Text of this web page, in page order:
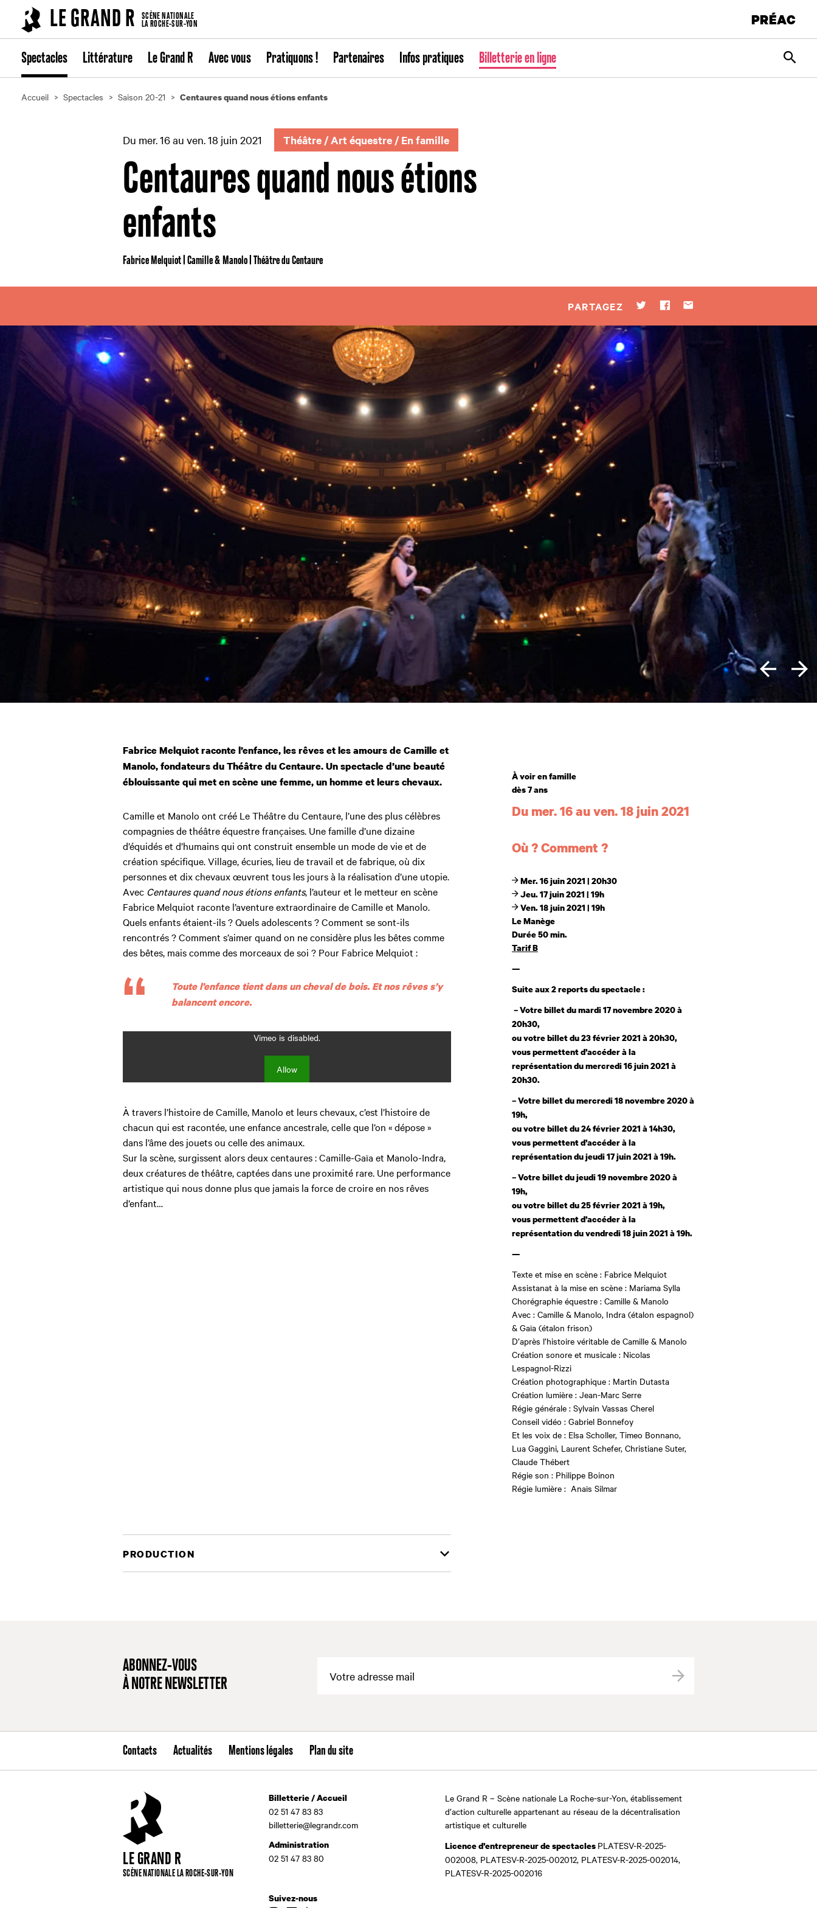
LE GRAND R
SCÈNE NATIONALE
LA ROCHE-SUR-YON
Spectacles Littérature Le Grand R Avec vous Pratiquons ! Partenaires Infos pratiques Billetterie en ligne
PRÉAC
Accueil Spectacles Saison 20-21 Centaures quand nous étions enfants
Du mer. 16 au ven. 18 juin 2021 Théâtre /Art équestre /En famille
Centaures quand nous étions
enfants
Fabrice Melquiot | Camille & Manolo | Théâtre du Centaure
PARTAGEZ Twitter Facebook
Fabrice Melquiot raconte l’enfance, les rêves et les amours de Camille et
Manolo, fondateurs du Théâtre du Centaure. Un spectacle d’une beauté
éblouissantequi met en scène une femme, un homme et leurs chevaux.
Camille et Manolo ont créé Le Théâtre du Centaure, l’une des plus célèbres
compagnies de théâtre équestre françaises. Une famille d’une dizaine
d’équidés et d’humains qui ont construit ensemble un mode de vie et de
création spécifique. Village, écuries, lieu de travail et de fabrique, où dix
personnes et dix chevaux œuvrent tous les jours à la réalisation d’une utopie.
Avec Centaures quand nous étions enfants, l’auteur et le metteur en scène
Fabrice Melquiot raconte l’aventure extraordinaire de Camille et Manolo.
Quels enfants étaient-ils ? Quels adolescents ? Comment se sont-ils
rencontrés ? Comment s’aimer quand on ne considère plus les bêtes comme
des bêtes, mais comme des morceaux de soi ? Pour Fabrice Melquiot :
Toute l’enfance tient dans un cheval de bois. Et nos rêves s’y
balancent encore.
Vimeo is disabled.
Allow
À travers l’histoire de Camille, Manolo et leurs chevaux, c’est l’histoire de
chacun qui est racontée, une enfance ancestrale, celle que l’on « dépose »
dans l’âme des jouets ou celle des animaux.
Sur la scène, surgissent alors deux centaures : Camille-Gaïa et Manolo-Indra,
deux créatures de théâtre, captées dans une proximité rare. Une performance
artistique qui nous donne plus que jamais la force de croire en nos rêves
d’enfant…
À voir en famille
dès 7 ans
Du mer. 16 au ven. 18 juin 2021
Où ? Comment ?
Mer. 16 juin 2021 | 20h30
Jeu. 17 juin 2021 | 19h
Ven. 18 juin 2021 | 19h
Le Manège
Durée 50 min.
Tarif B
—
Suite aux 2 reports du spectacle :
– Votre billet du mardi 17 novembre 2020 à
20h30,
ou votre billet du 23 février 2021 à 20h30,
vous permettent d’accéder à la
représentation du mercredi 16 juin 2021 à
20h30.
– Votre billet du mercredi 18 novembre 2020 à
19h,
ou votre billet du 24 février 2021 à 14h30,
vous permettent d’accéder à la
représentation du jeudi 17 juin 2021 à 19h.
– Votre billet du jeudi 19 novembre 2020 à
19h,
ou votre billet du 25 février 2021 à 19h,
vous permettent d’accéder à la
représentation du vendredi 18 juin 2021 à 19h.
—
Texte et mise en scène : Fabrice Melquiot
Assistanat à la mise en scène : Mariama Sylla
Chorégraphie équestre : Camille & Manolo
Avec : Camille & Manolo, Indra (étalon espagnol)
& Gaïa (étalon frison)
D’après l’histoire véritable de Camille & Manolo
Création sonore et musicale : Nicolas
Lespagnol-Rizzi
Création photographique : Martin Dutasta
Création lumière : Jean-Marc Serre
Régie générale : Sylvain Vassas Cherel
Conseil vidéo : Gabriel Bonnefoy
Et les voix de : Elsa Scholler, Timeo Bonnano,
Lua Gaggini, Laurent Schefer, Christiane Suter,
Claude Thébert
Régie son : Philippe Boinon
Régie lumière : Anaïs Silmar
PRODUCTION
ABONNEZ-VOUS
À NOTRE NEWSLETTER
Valider
Contacts Actualités Mentions légales Plan du site
LE GRAND R
SCÈNE NATIONALE LA ROCHE-SUR-YON
Billetterie / Accueil
02 51 47 83 83
billetterie@legrandr.com
Administration
02 51 47 83 80
Suivez-nous
Le Grand R – Scène nationale La Roche-sur-Yon, établissement
d’action culturelle appartenant au réseau de la décentralisation
artistique et culturelle
Licence d’entrepreneur de spectacles PLATESV-R-2025-
002008, PLATESV-R-2025-002012, PLATESV-R-2025-002014,
PLATESV-R-2025-002016
Cookies management panel